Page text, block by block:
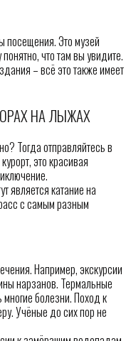
посещения. Это музей
что там вы увидите.
– всё это также имеет
НА ЛЫЖАХ
Тогда отправляйтесь в
это красивая
является катание на
с самым разным
Например, экскурсии
нарзанов. Термальные
болезни. Поход к
Учёные до сих пор не